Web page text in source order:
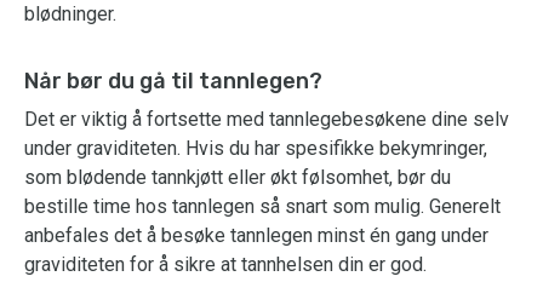
blødninger.
Når bør du gå til tannlegen?
Det er viktig å fortsette med tannlegebesøkene dine selv
under graviditeten. Hvis du har spesifikke bekymringer,
som blødende tannkjøtt eller økt følsomhet, bør du
bestille time hos tannlegen så snart som mulig. Generelt
anbefales det å besøke tannlegen minst én gang under
graviditeten for å sikre at tannhelsen din er god.